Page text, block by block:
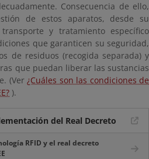
Consecuencia de ello,
de estos aparatos, desde su
y tratamiento específico
que garanticen su seguridad,
de residuos (recogida separada) y
que puedan liberar las sustancias
(Ver¿Cuáles son las condiciones de
).
del Real Decreto
RFID y el real decreto